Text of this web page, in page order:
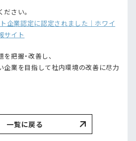
さい。
企業認定に認定されました｜ホワイ
サイト
把握・改善し、
企業を目指して社内環境の改善に尽力
一覧に戻る